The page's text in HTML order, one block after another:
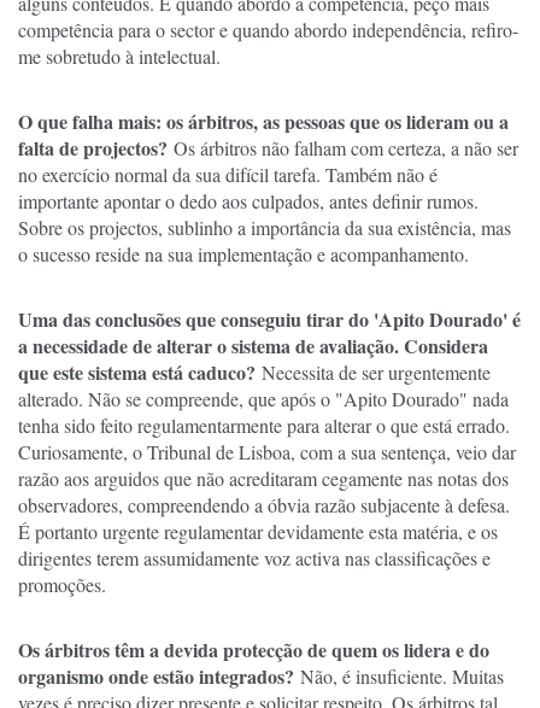
competência para o sector e quando abordo independência, refiro-
me sobretudo à intelectual.
O que falha mais: os árbitros, as pessoas que os lideram ou a
falta de projectos? Os árbitros não falham com certeza, a não ser
no exercício normal da sua difícil tarefa. Também não é
importante apontar o dedo aos culpados, antes definir rumos.
Sobre os projectos, sublinho a importância da sua existência, mas
o sucesso reside na sua implementação e acompanhamento.
Uma das conclusões que conseguiu tirar do 'Apito Dourado' é
a necessidade de alterar o sistema de avaliação. Considera
que este sistema está caduco? Necessita de ser urgentemente
alterado. Não se compreende, que após o "Apito Dourado" nada
tenha sido feito regulamentarmente para alterar o que está errado.
Curiosamente, o Tribunal de Lisboa, com a sua sentença, veio dar
razão aos arguidos que não acreditaram cegamente nas notas dos
observadores, compreendendo a óbvia razão subjacente à defesa.
É portanto urgente regulamentar devidamente esta matéria, e os
dirigentes terem assumidamente voz activa nas classificações e
promoções.
Os árbitros têm a devida protecção de quem os lidera e do
organismo onde estão integrados? Não, é insuficiente. Muitas
vezes é preciso dizer presente e solicitar respeito. Os árbitros tal